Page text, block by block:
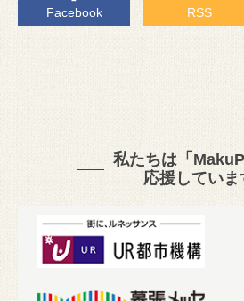
Facebook RSS
私たちは「
応援していま